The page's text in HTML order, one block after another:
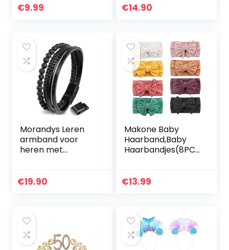
decoratie, panda,
€9.99
20 stuks
€14.90
Morandys Leren
armband voor
heren met
etherische olie
€19.90
Makone Baby
Haarband,Baby
Haarbandjes(8PCS
Gebruiken Van
€13.99